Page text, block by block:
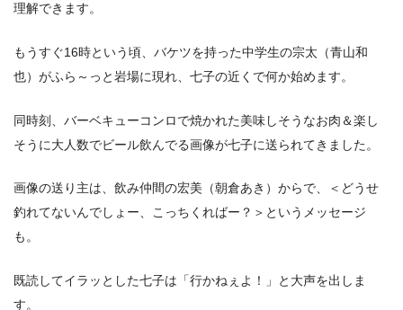
理解できます。
もうすぐ16時という頃、バケツを持った中学生の宗太（青山和
也）がふら～っと岩場に現れ、七子の近くで何か始めます。
同時刻、バーベキューコンロで焼かれた美味しそうなお肉＆楽し
そうに大人数でビール飲んでる画像が七子に送られてきました。
画像の送り主は、飲み仲間の宏美（朝倉あき）からで、＜どうせ
釣れてないんでしょー、こっちくればー？＞というメッセージ
も。
既読してイラッとした七子は「行かねぇよ！」と大声を出しま
す。